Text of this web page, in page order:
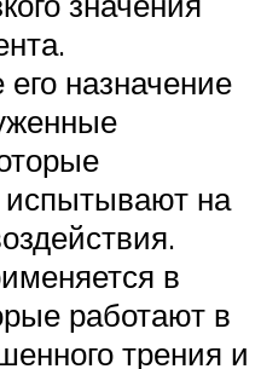
назначение
испытывают на
в
работают в
трения и